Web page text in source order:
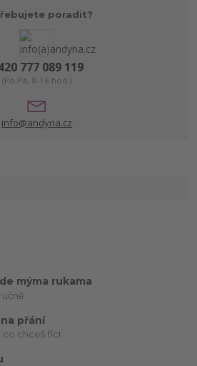
poradit?
777 089 119
(Po-Pá, 8-16 hod.)
info@andyna.cz
mýma rukama
přání
chceš říct.